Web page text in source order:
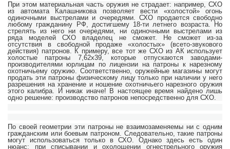
При этом материальная часть оружия не страдает: например, СХО
из автомата Калашникова позволяет вести «холостой» огонь
одиночными выстрелами и очередями. СХО продается свободно
любому гражданину РФ, достигшему 18-ти летнего возраста. Но
стрелять из него ни очередями, ни одиночными выстрелами из
ряда моделей СХО владелец не сможет. Не сможет из-за
отсутствия в свободной продаже «холостых» (всето-звукового
действия) патронов. К примеру, все тот же СХО из АК использует
холостые патроны 7,62х39, которые отпускаются заводами-
производителями юрлицам по лицензии на патроны к нарезному
охотничьему оружию. Соответственно, оружейные магазины могут
продать эти патроны физическому лицу только при наличии у него
разрешения на хранение и ношение охотничьего нарезного оружия
этого калибра. И никак иначе! В настоящее время найдено лишь
одно решение: производство патронов непосредственно для СХО.
По своей геометрии эти патроны не взаимозаменяемы ни с одним
гражданским или боевым патроном. Следовательно, такие патроны
могут использоваться только в СХО. Однако здесь есть один
нюанс: при списывании и охолощении огнестрельного оружия